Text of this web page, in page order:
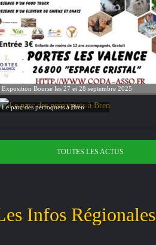
Exposition Bourse les 27 et 28 septembre 2025
Le parc des perroquets à Bren
TOUTES LES ACTUS
Infos Régionales